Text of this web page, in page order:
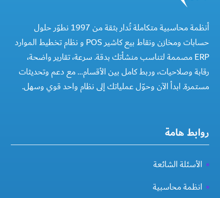
أنظمة محاسبية متكاملة تُدار بثقة من 1997 نطوّر حلول
حسابات ومخازن ونقاط بيع كاشير POS و نظام تخطيط الموارد
ERP مصممة لتناسب منشأتك بدقة. سرعة، تقارير واضحة،
رقابة وصلاحيات، وربط كامل بين الأقسام… مع دعم وتحديثات
مستمرة. ابدأ الآن وحوّل عملياتك إلى نظام واحد قوي وسهل.
روابط هامة
الأسئلة الشائعة
انظمة محاسبية